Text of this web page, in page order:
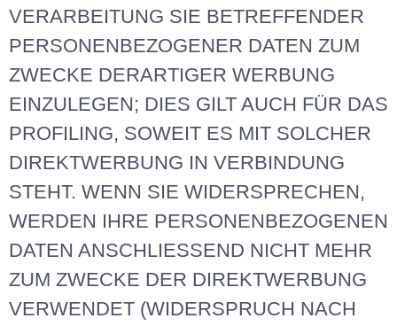
VERARBEITUNG SIE BETREFFENDER
PERSONENBEZOGENER DATEN ZUM
ZWECKE DERARTIGER WERBUNG
EINZULEGEN; DIES GILT AUCH FÜR DAS
PROFILING, SOWEIT ES MIT SOLCHER
DIREKTWERBUNG IN VERBINDUNG
STEHT. WENN SIE WIDERSPRECHEN,
WERDEN IHRE PERSONENBEZOGENEN
DATEN ANSCHLIESSEND NICHT MEHR
ZUM ZWECKE DER DIREKTWERBUNG
VERWENDET (WIDERSPRUCH NACH